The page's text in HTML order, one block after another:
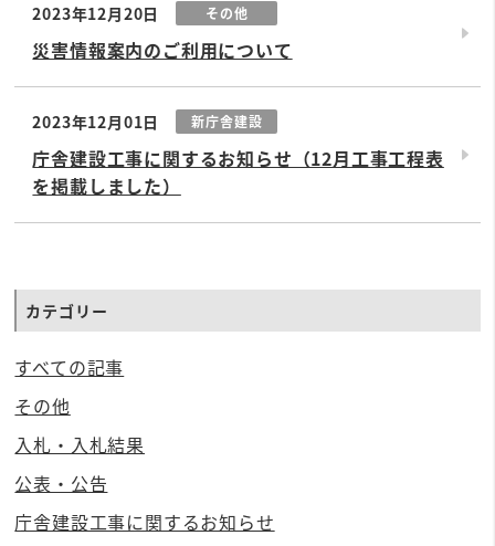
2023年12月20日 その他
災害情報案内のご利用について
2023年12月01日 新庁舎建設
庁舎建設工事に関するお知らせ（12月工事工程表
を掲載しました）
カテゴリー
すべての記事
その他
入札・入札結果
公表・公告
庁舎建設工事に関するお知らせ